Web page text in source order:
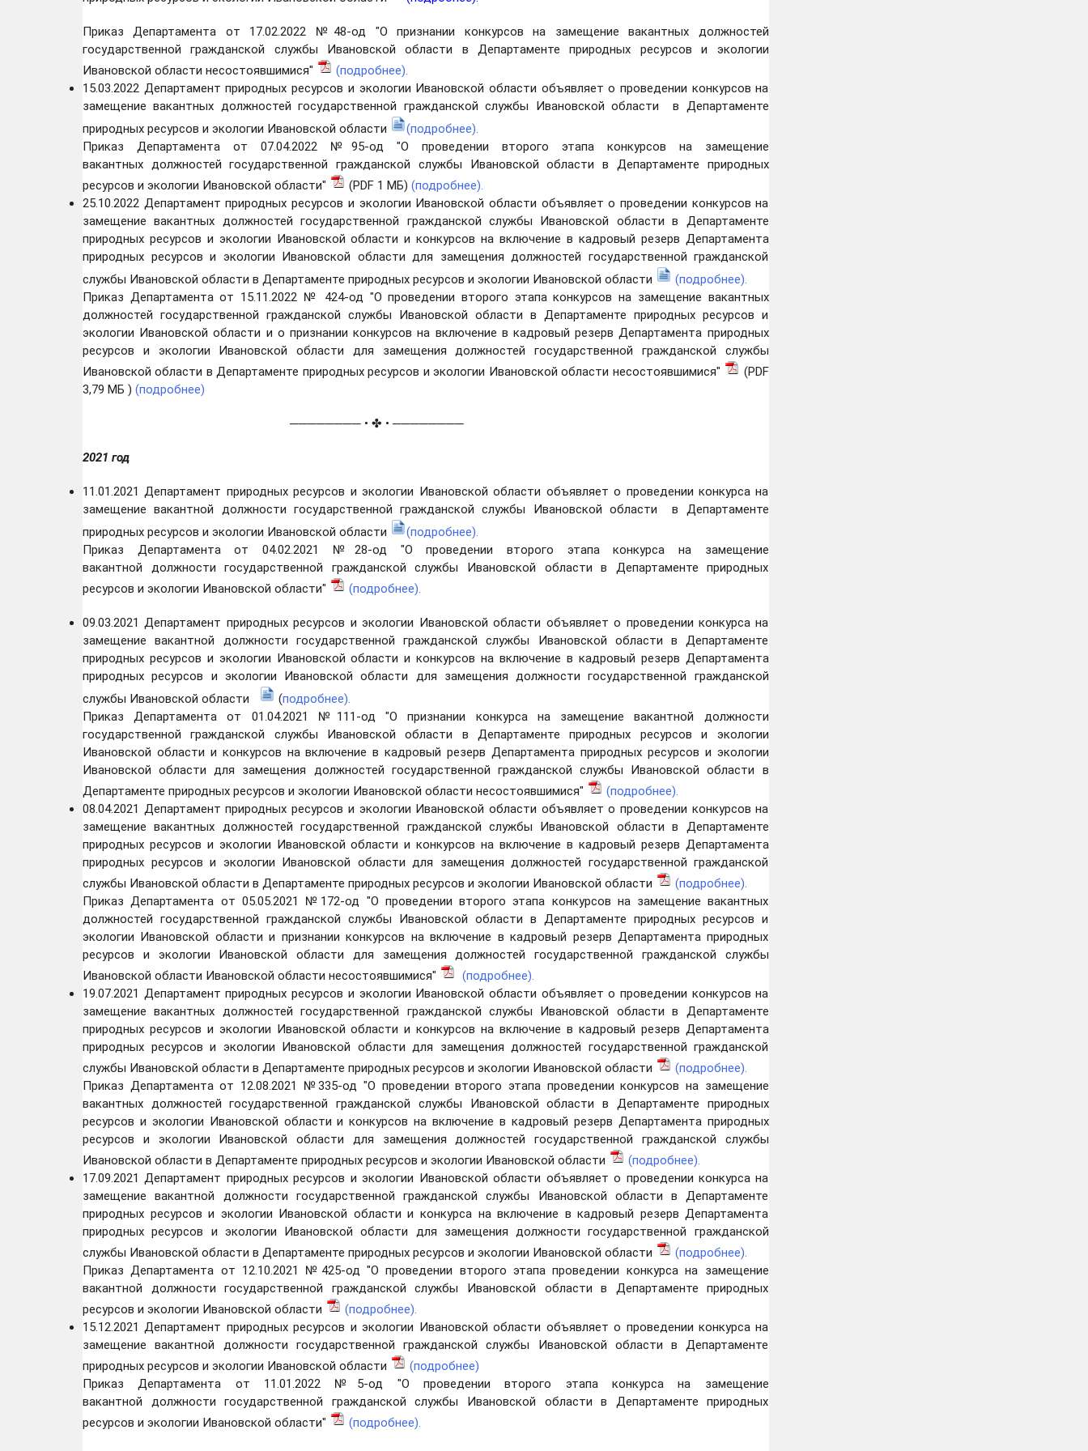
Приказ Департамента от 17.02.2022 №48-од "О признании конкурсов на замещение вакантных должностей
государственной гражданской службы Ивановской области в Департаменте природных ресурсов и экологии
Ивановской области несостоявшимися"
(подробнее).
15.03.2022 Департамент природных ресурсов и экологии Ивановской области объявляет о проведении конкурсов на
замещение вакантных должностей государственной гражданской службы Ивановской области в Департаменте
природных ресурсов и экологии Ивановской области
(подробнее).
Приказ Департамента от 07.04.2022 №95-од "О проведении второго этапа конкурсов на замещение
вакантных должностей государственной гражданской службы Ивановской области в Департаменте природных
ресурсов и экологии Ивановской области"
(PDF 1 МБ) (подробнее).
25.10.2022 Департамент природных ресурсов и экологии Ивановской области объявляет о проведении конкурсов на
замещение вакантных должностей государственной гражданской службы Ивановской области в Департаменте
природных ресурсов и экологии Ивановской области и конкурсов на включение в кадровый резерв Департамента
природных ресурсов и экологии Ивановской области для замещения должностей государственной гражданской
службы Ивановской области в Департаменте природных ресурсов и экологии Ивановской области
(подробнее).
Приказ Департамента от 15.11.2022 № 424-од "О проведении второго этапа конкурсов на замещение вакантных
должностей государственной гражданской службы Ивановской области в Департаменте природных ресурсов и
экологии Ивановской области и о признании конкурсов на включение в кадровый резерв Департамента природных
ресурсов и экологии Ивановской области для замещения должностей государственной гражданской службы
Ивановской области в Департаменте природных ресурсов и экологии Ивановской области несостоявшимися"
(PDF
3,79 МБ ) (подробнее)
──────── • ✤ • ────────
2021 год
11.01.2021 Департамент природных ресурсов и экологии Ивановской области объявляет о проведении конкурса на
замещение вакантной должности государственной гражданской службы Ивановской области в Департаменте
природных ресурсов и экологии Ивановской области
(подробнее).
Приказ Департамента от 04.02.2021 №28-од "О проведении второго этапа конкурса на замещение
вакантной должности государственной гражданской службы Ивановской области в Департаменте природных
ресурсов и экологии Ивановской области"
(подробнее).
09.03.2021 Департамент природных ресурсов и экологии Ивановской области объявляет о проведении конкурса на
замещение вакантной должности государственной гражданской службы Ивановской области в Департаменте
природных ресурсов и экологии Ивановской области и конкурсов на включение в кадровый резерв Департамента
природных ресурсов и экологии Ивановской области для замещения должности государственной гражданской
службы Ивановской области
(подробнее).
Приказ Департамента от 01.04.2021 №111-од "О признании конкурса на замещение вакантной должности
государственной гражданской службы Ивановской области в Департаменте природных ресурсов и экологии
Ивановской области и конкурсов на включение в кадровый резерв Департамента природных ресурсов и экологии
Ивановской области для замещения должностей государственной гражданской службы Ивановской области в
Департаменте природных ресурсов и экологии Ивановской области несостоявшимися"
(подробнее).
08.04.2021 Департамент природных ресурсов и экологии Ивановской области объявляет о проведении конкурсов на
замещение вакантных должностей государственной гражданской службы Ивановской области в Департаменте
природных ресурсов и экологии Ивановской области и конкурсов на включение в кадровый резерв Департамента
природных ресурсов и экологии Ивановской области для замещения должностей государственной гражданской
службы Ивановской области в Департаменте природных ресурсов и экологии Ивановской области
(подробнее).
Приказ Департамента от 05.05.2021 №172-од "О проведении второго этапа конкурсов на замещение вакантных
должностей государственной гражданской службы Ивановской области в Департаменте природных ресурсов и
экологии Ивановской области и признании конкурсов на включение в кадровый резерв Департамента природных
ресурсов и экологии Ивановской области для замещения должностей государственной гражданской службы
Ивановской области Ивановской области несостоявшимися"
(подробнее).
19.07.2021 Департамент природных ресурсов и экологии Ивановской области объявляет о проведении конкурсов на
замещение вакантных должностей государственной гражданской службы Ивановской области в Департаменте
природных ресурсов и экологии Ивановской области и конкурсов на включение в кадровый резерв Департамента
природных ресурсов и экологии Ивановской области для замещения должностей государственной гражданской
службы Ивановской области в Департаменте природных ресурсов и экологии Ивановской области
(подробнее).
Приказ Департамента от 12.08.2021 №335-од "О проведении второго этапа проведении конкурсов на замещение
вакантных должностей государственной гражданской службы Ивановской области в Департаменте природных
ресурсов и экологии Ивановской области и конкурсов на включение в кадровый резерв Департамента природных
ресурсов и экологии Ивановской области для замещения должностей государственной гражданской службы
Ивановской области в Департаменте природных ресурсов и экологии Ивановской области
(подробнее).
17.09.2021 Департамент природных ресурсов и экологии Ивановской области объявляет о проведении конкурса на
замещение вакантной должности государственной гражданской службы Ивановской области в Департаменте
природных ресурсов и экологии Ивановской области и конкурса на включение в кадровый резерв Департамента
природных ресурсов и экологии Ивановской области для замещения должности государственной гражданской
службы Ивановской области в Департаменте природных ресурсов и экологии Ивановской области
(подробнее).
Приказ Департамента от 12.10.2021 №425-од "О проведении второго этапа проведении конкурса на замещение
вакантной должности государственной гражданской службы Ивановской области в Департаменте природных
ресурсов и экологии Ивановской области
(подробнее).
15.12.2021 Департамент природных ресурсов и экологии Ивановской области объявляет о проведении конкурса на
замещение вакантной должности государственной гражданской службы Ивановской области в Департаменте
природных ресурсов и экологии Ивановской области
(подробнее)
Приказ Департамента от 11.01.2022 №5-од "О проведении второго этапа конкурса на замещение
вакантной должности государственной гражданской службы Ивановской области в Департаменте природных
ресурсов и экологии Ивановской области"
(подробнее).